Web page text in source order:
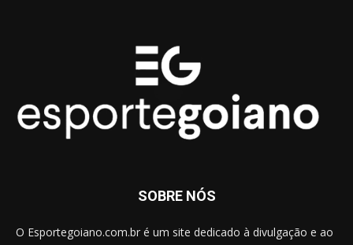
SOBRE NÓS
O Esportegoiano.com.br é um site dedicado à divulgação e ao